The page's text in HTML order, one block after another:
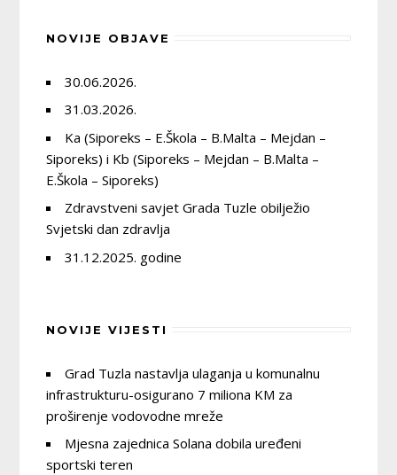
NOVIJE OBJAVE
30.06.2026.
31.03.2026.
Ka (Siporeks – E.Škola – B.Malta – Mejdan –
Siporeks) i Kb (Siporeks – Mejdan – B.Malta –
E.Škola – Siporeks)
Zdravstveni savjet Grada Tuzle obilježio
Svjetski dan zdravlja
31.12.2025. godine
NOVIJE VIJESTI
Grad Tuzla nastavlja ulaganja u komunalnu
infrastrukturu-osigurano 7 miliona KM za
proširenje vodovodne mreže
Mjesna zajednica Solana dobila uređeni
sportski teren